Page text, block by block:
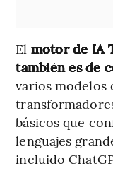
El motor de IA
también es de
varios modelos
básicos que
lenguajes
incluido